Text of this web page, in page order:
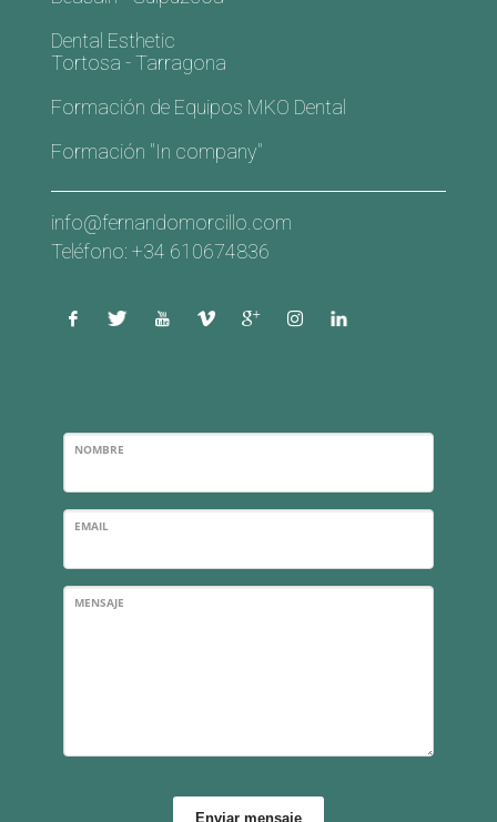
Dental Esthetic
Tortosa - Tarragona
Formación de Equipos MKO Dental
Formación "In company"
info@fernandomorcillo.com
Teléfono: +34 610674836
NOMBRE
EMAIL
MENSAJE
Enviar mensaje